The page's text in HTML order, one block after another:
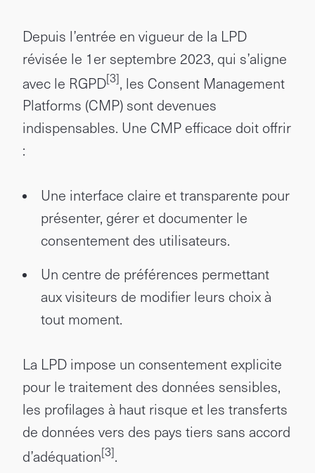
Depuis l’entrée en vigueur de la LPD
révisée le 1er septembre 2023, qui s’aligne
avec le RGPD[3], les Consent Management
Platforms (CMP) sont devenues
indispensables. Une CMP efficace doit offrir
:
Une interface claire et transparente pour
présenter, gérer et documenter le
consentement des utilisateurs.
Un centre de préférences permettant
aux visiteurs de modifier leurs choix à
tout moment.
La LPD impose un consentement explicite
pour le traitement des données sensibles,
les profilages à haut risque et les transferts
de données vers des pays tiers sans accord
d’adéquation[3].